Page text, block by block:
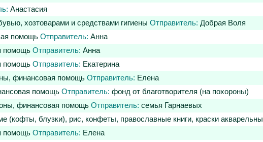
Анастасия
хозтоварами и средствами гигиены Отправитель: Добрая Воля
помощь Отправитель: Анна
помощь Отправитель: Анна
помощь Отправитель: Екатерина
финансовая помощь Отправитель: Елена
помощь Отправитель: фонд от благотворителя (на похороны)
финансовая помощь Отправитель: семья Гарнаевых
(кофты, блузки), рис, конфеты, православные книги, краски
помощь Отправитель: Елена